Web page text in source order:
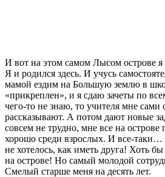
И вот на этом самом Лысом острове
Я и родился здесь. И учусь
мамой ездим на Большую землю в
«прикреплен», и я сдаю зачеты по
чего-то не знаю, то учителя мне сами
рассказывают. А потом дают новые
совсем не трудно, мне все на
хорошо среди взрослых. И все-таки…
не хотелось, как иметь друга! Хоть
на острове! Но самый молодой
Смелый старше меня на десять лет.